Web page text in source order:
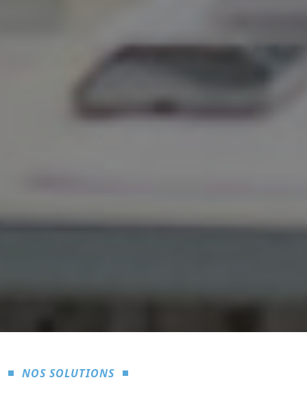
NOS SOLUTIONS